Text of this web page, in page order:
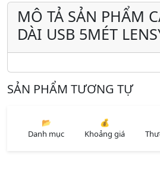
MÔ TẢ SẢN PHẨM
DÀI USB 5MÉT
SẢN PHẨM TƯƠNG TỰ
📂
Danh mục
💰
Khoảng giá